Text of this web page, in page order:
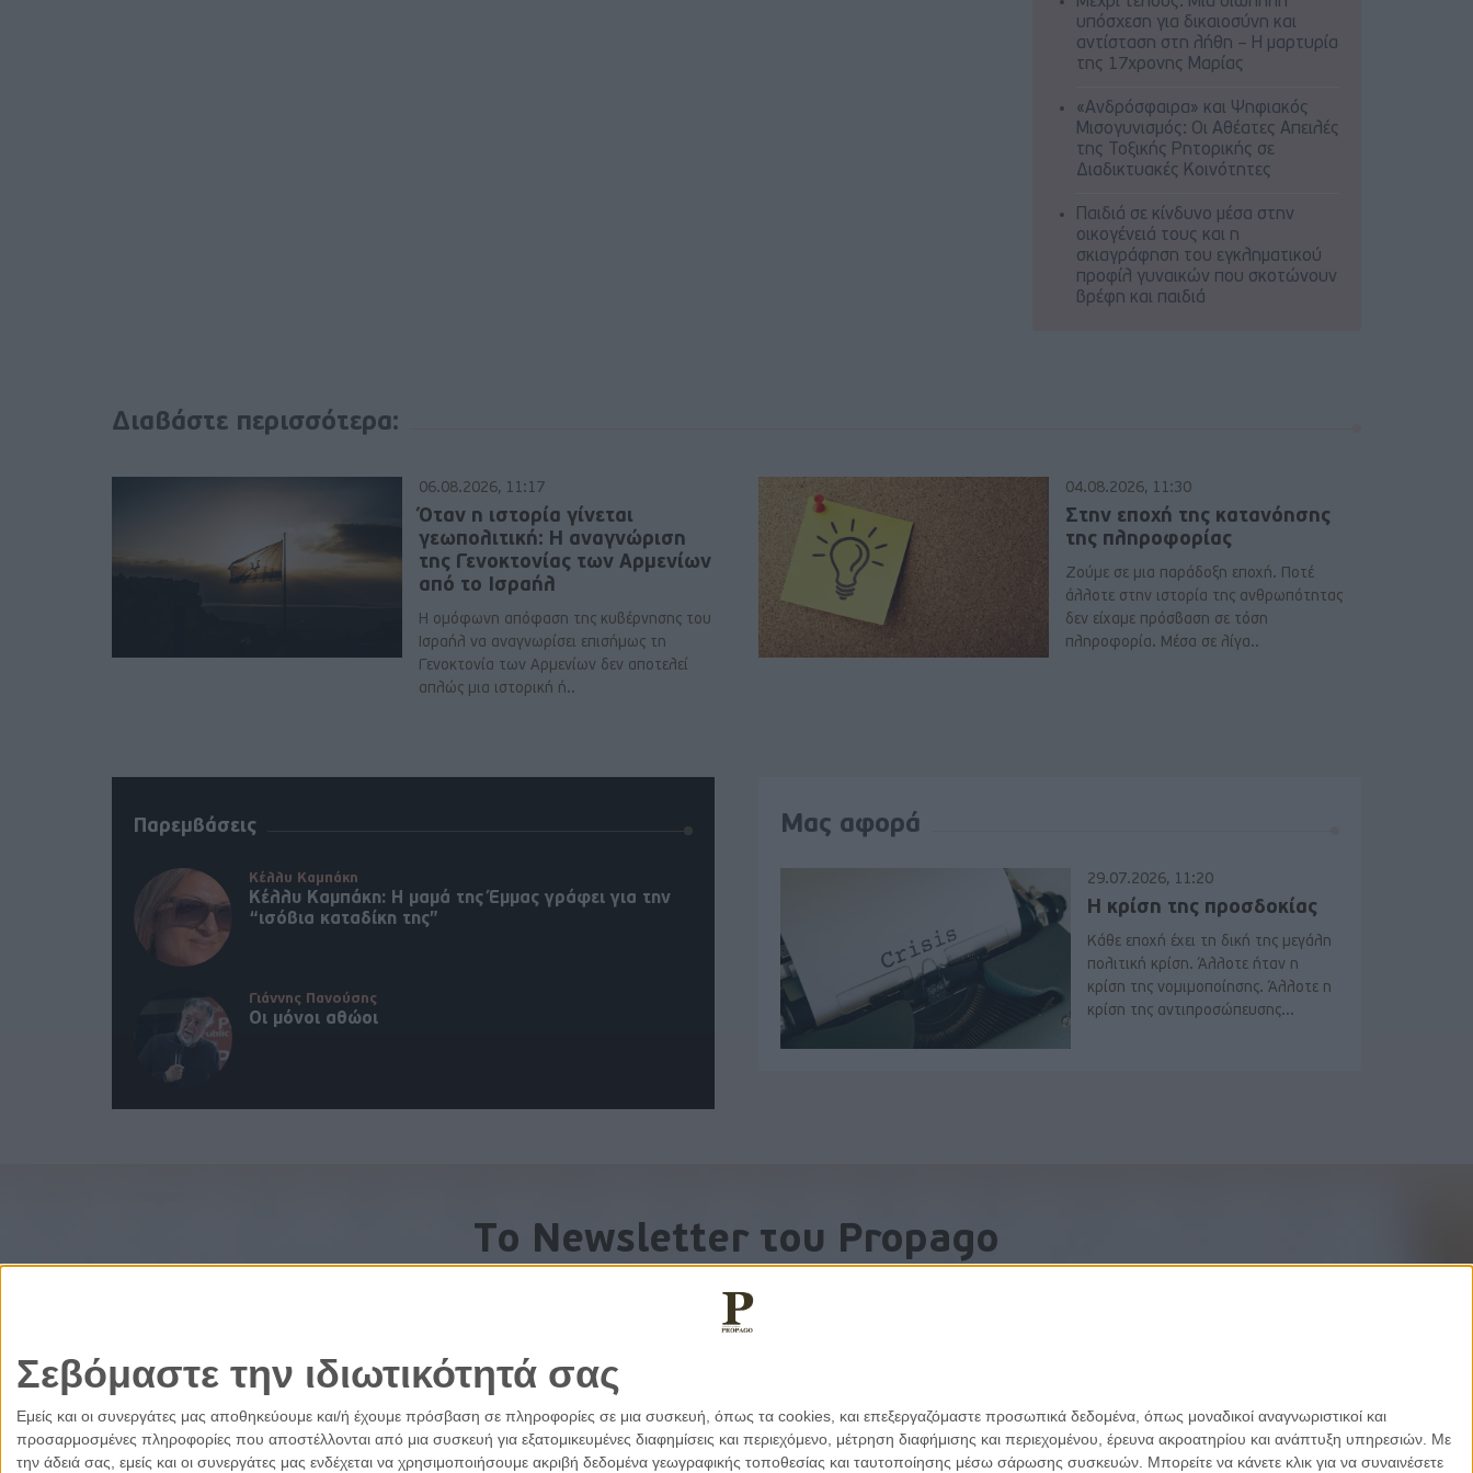
Σεβόμαστε την ιδιωτικότητά σας
Εμείς και οι συνεργάτες μας αποθηκεύουμε και/ή έχουμε πρόσβαση σε πληροφορίες σε μια συσκευή, όπως τα cookies, και επεξεργαζόμαστε προσωπικά δεδομένα, όπως μοναδικοί αναγνωριστικοί και
προσαρμοσμένες πληροφορίες που αποστέλλονται από μια συσκευή για εξατομικευμένες διαφημίσεις και περιεχόμενο, μέτρηση διαφήμισης και περιεχομένου, έρευνα ακροατηρίου και ανάπτυξη υπηρεσιών. Με
την άδειά σας, εμείς και οι συνεργάτες μας ενδέχεται να χρησιμοποιήσουμε ακριβή δεδομένα γεωγραφικής τοποθεσίας και ταυτοποίησης μέσω σάρωσης συσκευών. Μπορείτε να κάνετε κλικ για να συναινέσετε
υπόσχεση για δικαιοσύνη και
αντίσταση στη λήθη – Η μαρτυρία
της 17χρονης Μαρίας
«Ανδρόσφαιρα» και Ψηφιακός
Μισογυνισμός: Οι Αθέατες Απειλές
της Τοξικής Ρητορικής σε
Διαδικτυακές Κοινότητες
Παιδιά σε κίνδυνο μέσα στην
οικογένειά τους και η
σκιαγράφηση του εγκληματικού
προφίλ γυναικών που σκοτώνουν
βρέφη και παιδιά
Διαβάστε περισσότερα:
06.08.2026, 11:17
Όταν η ιστορία γίνεται
γεωπολιτική: Η αναγνώριση
της Γενοκτονίας των Αρμενίων
από το Ισραήλ
Η ομόφωνη απόφαση της κυβέρνησης του
Ισραήλ να αναγνωρίσει επισήμως τη
Γενοκτονία των Αρμενίων δεν αποτελεί
απλώς μια ιστορική ή..
04.08.2026, 11:30
Στην εποχή της κατανόησης
της πληροφορίας
Ζούμε σε μια παράδοξη εποχή. Ποτέ
άλλοτε στην ιστορία της ανθρωπότητας
δεν είχαμε πρόσβαση σε τόση
πληροφορία. Μέσα σε λίγα..
Παρεμβάσεις
Κέλλυ Καμπάκη
Κέλλυ Καμπάκη: Η μαμά της Έμμας γράφει για την
“ισόβια καταδίκη της”
Γιάννης Πανούσης
Οι μόνοι αθώοι
Μας αφορά
29.07.2026, 11:20
Η κρίση της προσδοκίας
Κάθε εποχή έχει τη δική της μεγάλη
πολιτική κρίση. Άλλοτε ήταν η
κρίση της νομιμοποίησης. Άλλοτε η
κρίση της αντιπροσώπευσης...
To Newsletter του Propago
Λάβετε την ανάλυση της ημέρας στο email σας